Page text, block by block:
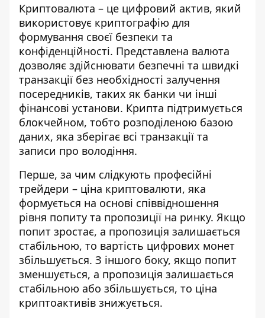
Криптовалюта – це цифровий актив, який
використовує криптографію для
формування своєї безпеки та
конфіденційності. Представлена валюта
дозволяє здійснювати безпечні та швидкі
транзакції без необхідності залучення
посередників, таких як банки чи інші
фінансові установи. Крипта підтримується
блокчейном, тобто розподіленою базою
даних, яка зберігає всі транзакції та
записи про володіння.
Перше, за чим слідкують професійні
трейдери – ціна криптовалюти, яка
формується на основі співвідношення
рівня попиту та пропозиції на ринку. Якщо
попит зростає, а пропозиція залишається
стабільною, то вартість цифрових монет
збільшується. З іншого боку, якщо попит
зменшується, а пропозиція залишається
стабільною або збільшується, то ціна
криптоактивів знижується.